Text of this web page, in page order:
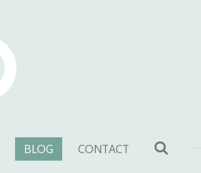
BLOG CONTACT